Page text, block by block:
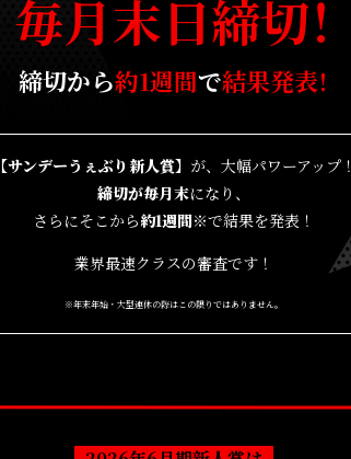
毎月末日締切！
締切から約1週間で結果発表！
【サンデーうぇぶり新人賞】 が、大幅パワーアップ！
締切が毎月末になり、
さらにそこから約1週間※で結果を発表！
業界最速クラスの審査です！
※年末年始・大型連休の際はこの限りではありません。